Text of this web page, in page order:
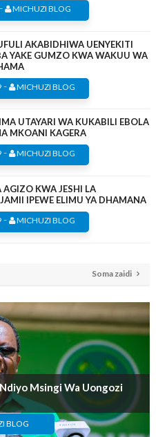
- MICHUZI BLOG
AKABIDHIWA UENYEKITI
YAKE GUMZO KWA WAKUU WA
- MICHUZI BLOG
UTAYARI WA KUKABILI EBOLA
MKOANI KAGERA
- MICHUZI BLOG
KWA JESHI LA
IPEWE ELIMU YA DHAMANA
- MICHUZI BLOG
Soma zaidi
Msingi Wa Uongozi
BLOG